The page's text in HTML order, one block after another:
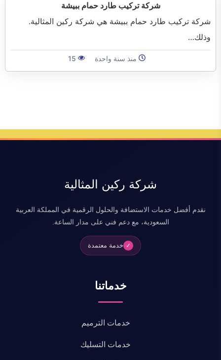
شركة تركيب طارد حمام ببيشة
شركة تركيب طارد حمام ببيشة هي شركة ركين المثالية.
وذلك…
منذ سنة واحدة
شركة ركين المثالية
نقدم أفضل خدمات الاستضافة والحلول الرقمية في المملكة العربية
السعودية، مع دعم فني على مدار الساعة.
✓ خدمة معتمدة
خدماتنا
خدمات الترميم
خدمات التسليك